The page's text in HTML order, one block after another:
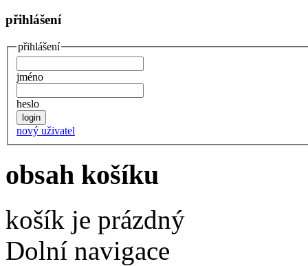
přihlášení
přihlášení
jméno
heslo
nový uživatel
obsah košíku
košík je prázdný
Dolní navigace